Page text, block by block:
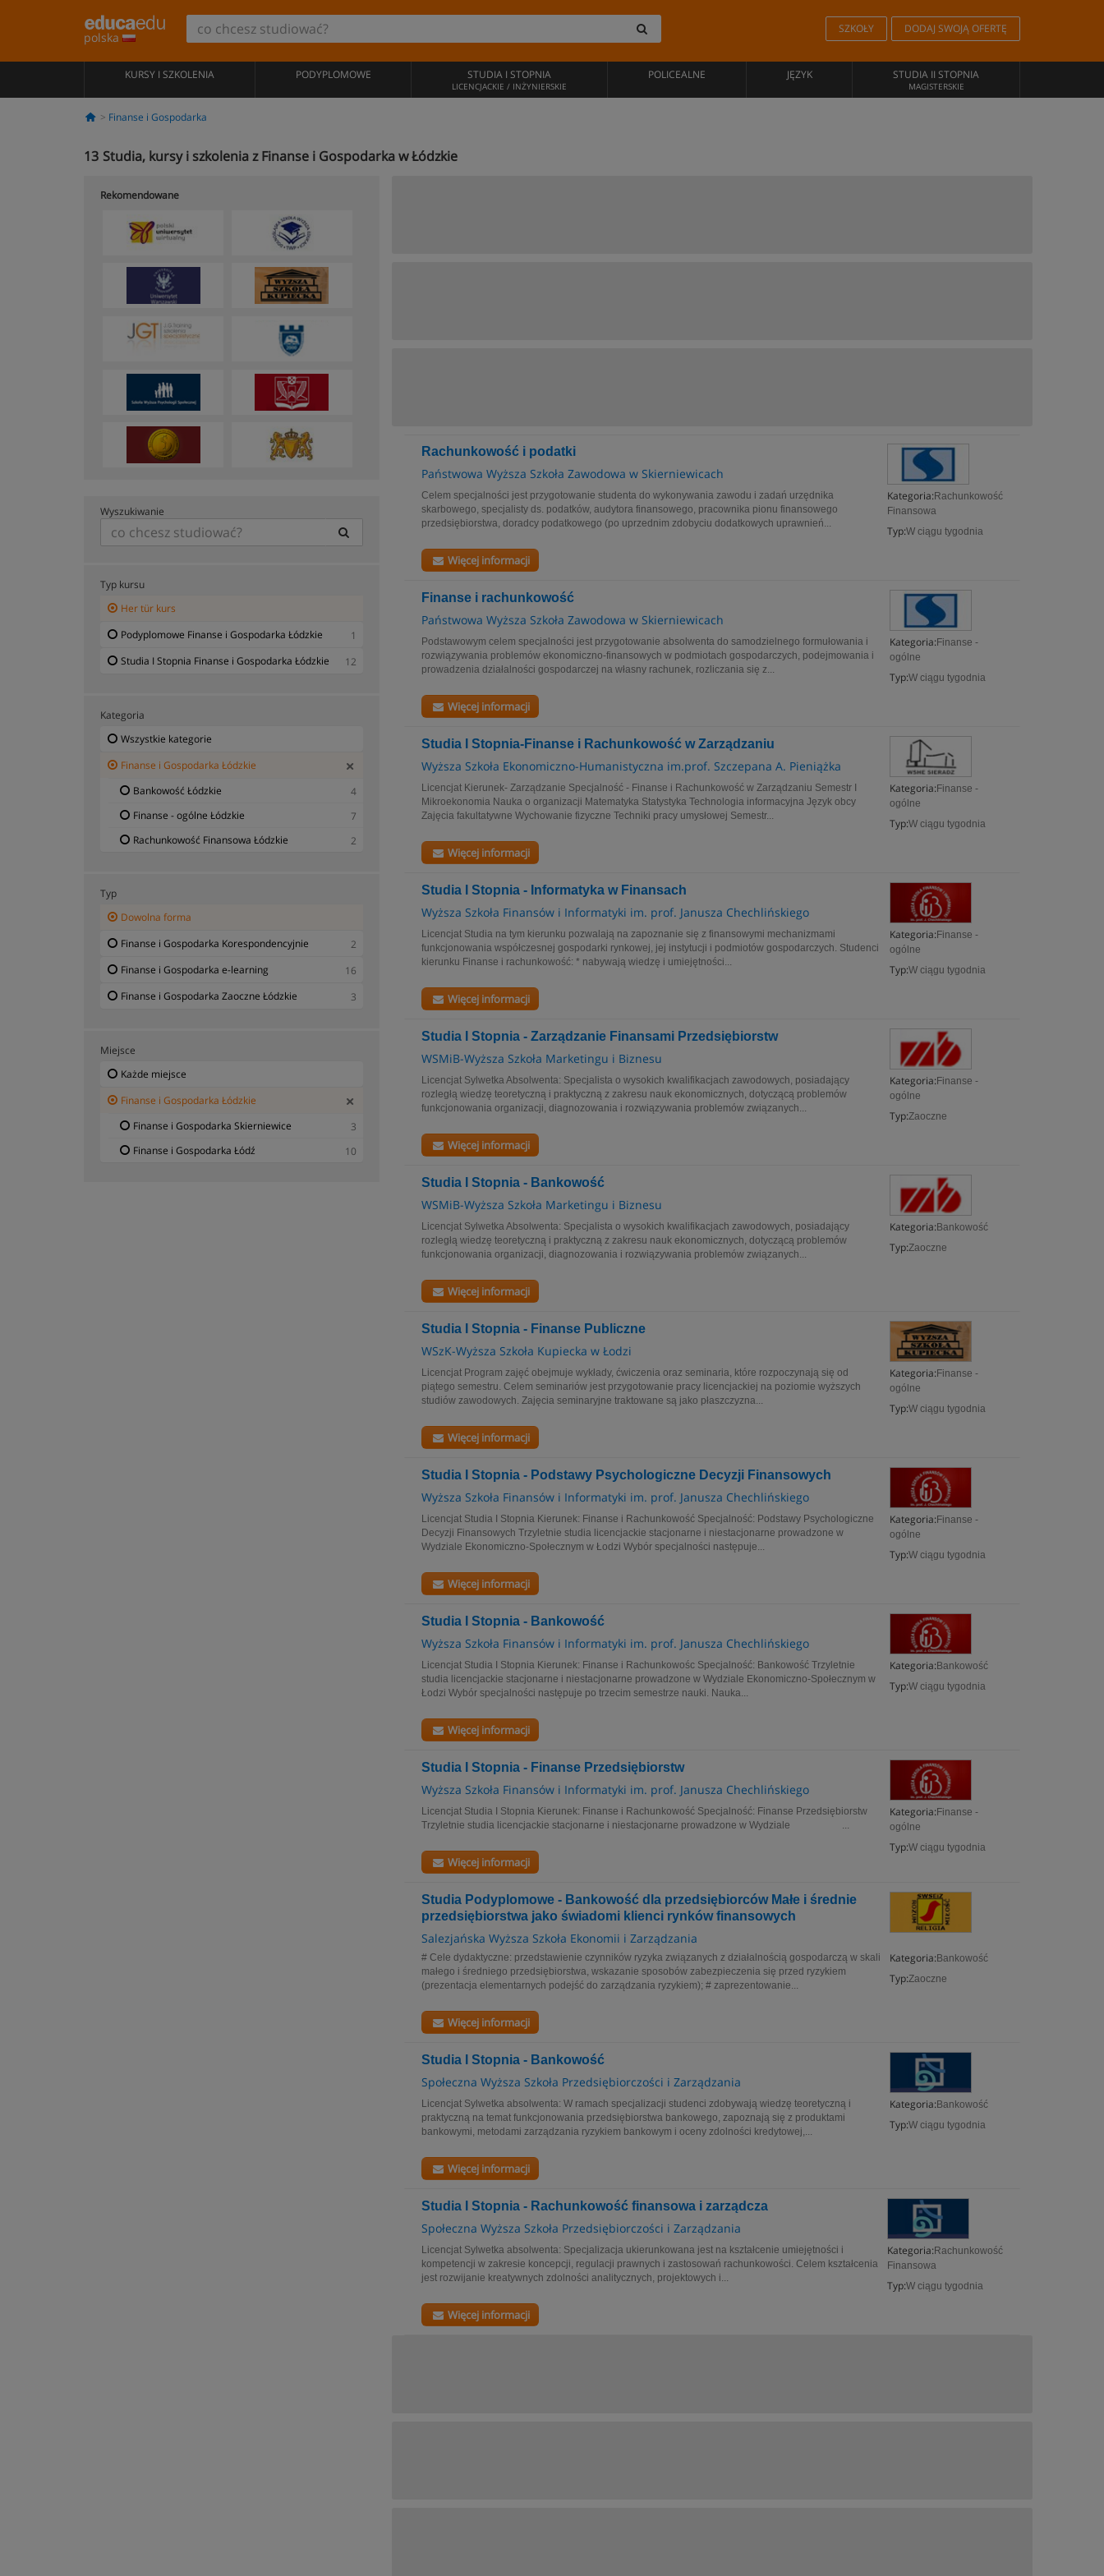
polska
SZKOŁY DODAJ SWOJĄ OFERTĘ
KURSY I SZKOLENIA PODYPLOMOWE STUDIA I STOPNIA
LICENCJACKIE / INŻYNIERSKIE
POLICEALNE JĘZYK STUDIA II STOPNIA
MAGISTERSKIE
Finanse i Gospodarka
13 Studia, kursy i szkolenia z Finanse i Gospodarka w Łódzkie
Rachunkowość i podatki
Państwowa Wyższa Szkoła Zawodowa w Skierniewicach
Kategoria: Rachunkowość
Finansowa
Typ:W ciągu tygodnia
Celem specjalności jest przygotowanie studenta do wykonywania zawodu i zadań urzędnika
skarbowego, specjalisty ds. podatków, audytora finansowego, pracownika pionu finansowego
przedsiębiorstwa, doradcy podatkowego (po uprzednim zdobyciu dodatkowych uprawnień...
Więcej informacji
Finanse i rachunkowość
Państwowa Wyższa Szkoła Zawodowa w Skierniewicach
Kategoria: Finanse -
ogólne
Typ:W ciągu tygodnia
Podstawowym celem specjalności jest przygotowanie absolwenta do samodzielnego formułowania i
rozwiązywania problemów ekonomiczno-finansowych w podmiotach gospodarczych, podejmowania i
prowadzenia działalności gospodarczej na własny rachunek, rozliczania się z...
Więcej informacji
Studia I Stopnia-Finanse i Rachunkowość w Zarządzaniu
Wyższa Szkoła Ekonomiczno-Humanistyczna im.prof. Szczepana A. Pieniążka
Kategoria: Finanse -
ogólne
Typ:W ciągu tygodnia
Licencjat Kierunek- Zarządzanie Specjalność - Finanse i Rachunkowość w Zarządzaniu Semestr I
Mikroekonomia Nauka o organizacji Matematyka Statystyka Technologia informacyjna Język obcy
Zajęcia fakultatywne Wychowanie fizyczne Techniki pracy umysłowej Semestr...
Więcej informacji
Studia I Stopnia - Informatyka w Finansach
Wyższa Szkoła Finansów i Informatyki im. prof. Janusza Chechlińskiego
Kategoria: Finanse -
ogólne
Typ:W ciągu tygodnia
Licencjat Studia na tym kierunku pozwalają na zapoznanie się z finansowymi mechanizmami
funkcjonowania współczesnej gospodarki rynkowej, jej instytucji i podmiotów gospodarczych. Studenci
kierunku Finanse i rachunkowość: * nabywają wiedzę i umiejętności...
Więcej informacji
Studia I Stopnia - Zarządzanie Finansami Przedsiębiorstw
WSMiB-Wyższa Szkoła Marketingu i Biznesu
Kategoria: Finanse -
ogólne
Typ:Zaoczne
Licencjat Sylwetka Absolwenta: Specjalista o wysokich kwalifikacjach zawodowych, posiadający
rozległą wiedzę teoretyczną i praktyczną z zakresu nauk ekonomicznych, dotyczącą problemów
funkcjonowania organizacji, diagnozowania i rozwiązywania problemów związanych...
Więcej informacji
Studia I Stopnia - Bankowość
WSMiB-Wyższa Szkoła Marketingu i Biznesu
Kategoria: Bankowość
Typ:Zaoczne
Licencjat Sylwetka Absolwenta: Specjalista o wysokich kwalifikacjach zawodowych, posiadający
rozległą wiedzę teoretyczną i praktyczną z zakresu nauk ekonomicznych, dotyczącą problemów
funkcjonowania organizacji, diagnozowania i rozwiązywania problemów związanych...
Więcej informacji
Studia I Stopnia - Finanse Publiczne
WSzK-Wyższa Szkoła Kupiecka w Łodzi
Kategoria: Finanse -
ogólne
Typ:W ciągu tygodnia
Licencjat Program zajęć obejmuje wykłady, ćwiczenia oraz seminaria, które rozpoczynają się od
piątego semestru. Celem seminariów jest przygotowanie pracy licencjackiej na poziomie wyższych
studiów zawodowych. Zajęcia seminaryjne traktowane są jako płaszczyzna...
Więcej informacji
Studia I Stopnia - Podstawy Psychologiczne Decyzji Finansowych
Wyższa Szkoła Finansów i Informatyki im. prof. Janusza Chechlińskiego
Kategoria: Finanse -
ogólne
Typ:W ciągu tygodnia
Licencjat Studia I Stopnia Kierunek: Finanse i Rachunkowość Specjalność: Podstawy Psychologiczne
Decyzji Finansowych Trzyletnie studia licencjackie stacjonarne i niestacjonarne prowadzone w
Wydziale Ekonomiczno-Społecznym w Łodzi Wybór specjalności następuje...
Więcej informacji
Studia I Stopnia - Bankowość
Wyższa Szkoła Finansów i Informatyki im. prof. Janusza Chechlińskiego
Kategoria: Bankowość
Typ:W ciągu tygodnia
Licencjat Studia I Stopnia Kierunek: Finanse i Rachunkowośc Specjalność: Bankowość Trzyletnie
studia licencjackie stacjonarne i niestacjonarne prowadzone w Wydziale Ekonomiczno-Społecznym w
Łodzi Wybór specjalności następuje po trzecim semestrze nauki. Nauka...
Więcej informacji
Studia I Stopnia - Finanse Przedsiębiorstw
Wyższa Szkoła Finansów i Informatyki im. prof. Janusza Chechlińskiego
Kategoria: Finanse -
ogólne
Typ:W ciągu tygodnia
Licencjat Studia I Stopnia Kierunek: Finanse i Rachunkowość Specjalność: Finanse Przedsiębiorstw
Trzyletnie studia licencjackie stacjonarne i niestacjonarne prowadzone w Wydziale ...
Więcej informacji
Studia Podyplomowe - Bankowość dla przedsiębiorców Małe i średnie
przedsiębiorstwa jako świadomi klienci rynków finansowych
Salezjańska Wyższa Szkoła Ekonomii i Zarządzania
Kategoria: Bankowość
Typ:Zaoczne
# Cele dydaktyczne: przedstawienie czynników ryzyka związanych z działalnością gospodarczą w skali
małego i średniego przedsiębiorstwa, wskazanie sposobów zabezpieczenia się przed ryzykiem
(prezentacja elementarnych podejść do zarządzania ryzykiem); # zaprezentowanie...
Więcej informacji
Studia I Stopnia - Bankowość
Społeczna Wyższa Szkoła Przedsiębiorczości i Zarządzania
Kategoria: Bankowość
Typ:W ciągu tygodnia
Licencjat Sylwetka absolwenta: W ramach specjalizacji studenci zdobywają wiedzę teoretyczną i
praktyczną na temat funkcjonowania przedsiębiorstwa bankowego, zapoznają się z produktami
bankowymi, metodami zarządzania ryzykiem bankowym i oceny zdolności kredytowej,...
Więcej informacji
Studia I Stopnia - Rachunkowość finansowa i zarządcza
Społeczna Wyższa Szkoła Przedsiębiorczości i Zarządzania
Kategoria: Rachunkowość
Finansowa
Typ:W ciągu tygodnia
Licencjat Sylwetka absolwenta: Specjalizacja ukierunkowana jest na kształcenie umiejętności i
kompetencji w zakresie koncepcji, regulacji prawnych i zastosowań rachunkowości. Celem kształcenia
jest rozwijanie kreatywnych zdolności analitycznych, projektowych i...
Więcej informacji
Rekomendowane
Wyszukiwanie
Typ kursu
Her tür kurs
Podyplomowe Finanse i Gospodarka Łódzkie
1
Studia I Stopnia Finanse i Gospodarka Łódzkie
12
Kategoria
Wszystkie kategorie
Finanse i Gospodarka Łódzkie
Bankowość Łódzkie
4
Finanse - ogólne Łódzkie
7
Rachunkowość Finansowa Łódzkie
2
Typ
Dowolna forma
Finanse i Gospodarka Korespondencyjnie
2
Finanse i Gospodarka e-learning
16
Finanse i Gospodarka Zaoczne Łódzkie
3
Miejsce
Każde miejsce
Finanse i Gospodarka Łódzkie
Finanse i Gospodarka Skierniewice
3
Finanse i Gospodarka Łódź
10